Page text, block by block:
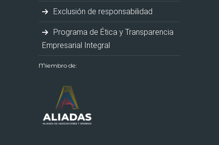
Exclusión de responsabilidad
Programa de Ética y Transparencia
Empresarial Integral
Miembro de: